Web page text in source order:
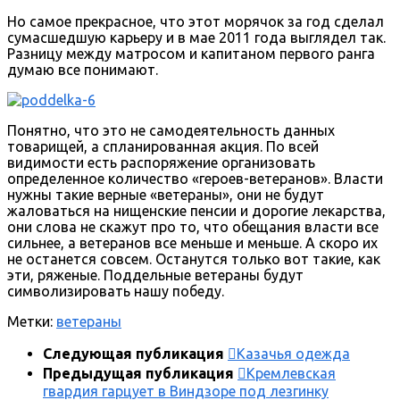
Но самое прекрасное, что этот морячок за год сделал
сумасшедшую карьеру и в мае 2011 года выглядел так.
Разницу между матросом и капитаном первого ранга
думаю все понимают.
Понятно, что это не самодеятельность данных
товарищей, а спланированная акция. По всей
видимости есть распоряжение организовать
определенное количество «героев-ветеранов». Власти
нужны такие верные «ветераны», они не будут
жаловаться на нищенские пенсии и дорогие лекарства,
они слова не скажут про то, что обещания власти все
сильнее, а ветеранов все меньше и меньше. А скоро их
не останется совсем. Останутся только вот такие, как
эти, ряженые. Поддельные ветераны будут
символизировать нашу победу.
Метки: ветераны
Следующая публикация
Казачья одежда
Предыдущая публикация
Кремлевская
гвардия гарцует в Виндзоре под лезгинку